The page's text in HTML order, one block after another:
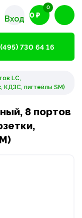
Вход 0 ₽
0
730 64 16
LC,
КДЗС, пигтейлы SM)
8 портов